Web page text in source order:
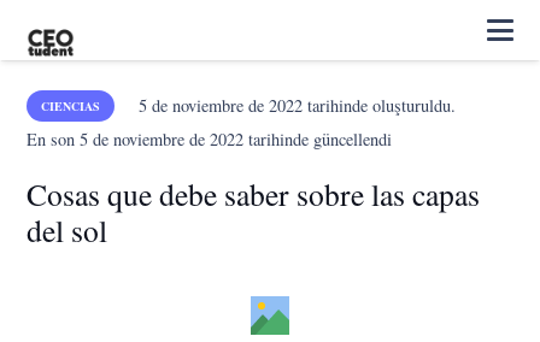
CIENCIAS 5 de noviembre de 2022tarihinde oluşturuldu.
En son5 de noviembre de 2022 tarihinde güncellendi
Cosas que debe saber sobre las capas
del sol